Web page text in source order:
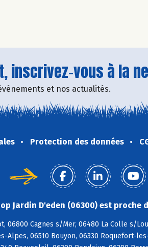
inscrivez-vous à la
et nos actualités.
Protection des données
Jardin D'eden (06300) est proche
06800 Cagnes s/Mer, 06480 La Colle s/
Alpes, 06510 Bouyon, 06330 Roquefort-